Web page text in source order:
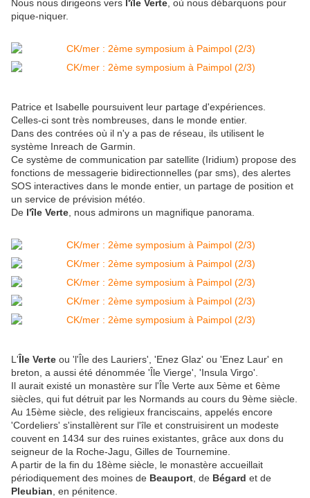
Nous nous dirigeons vers l'île Verte , où nous débarquons pour
pique-niquer.
Patrice et Isabelle poursuivent leur partage d'expériences.
Celles-ci sont très nombreuses, dans le monde entier.
Dans des contrées où il n'y a pas de réseau, ils utilisent le
système Inreach de Garmin.
Ce système de communication par satellite (Iridium) propose des
fonctions de messagerie bidirectionnelles (par sms), des alertes
SOS interactives dans le monde entier, un partage de position et
un service de prévision météo.
De l'île Verte , nous admirons un magnifique panorama.
L'Île Verte ou 'l'Île des Lauriers', 'Enez Glaz' ou 'Enez Laur' en
breton, a aussi été dénommée 'Île Vierge', 'Insula Virgo'.
Il aurait existé un monastère sur l'Île Verte aux 5ème et 6ème
siècles, qui fut détruit par les Normands au cours du 9ème siècle.
Au 15ème siècle, des religieux franciscains, appelés encore
'Cordeliers' s'installèrent sur l'île et construisirent un modeste
couvent en 1434 sur des ruines existantes, grâce aux dons du
seigneur de la Roche-Jagu, Gilles de Tournemine.
A partir de la fin du 18ème siècle, le monastère accueillait
périodiquement des moines de Beauport , de Bégard et de
Pleubian , en pénitence.